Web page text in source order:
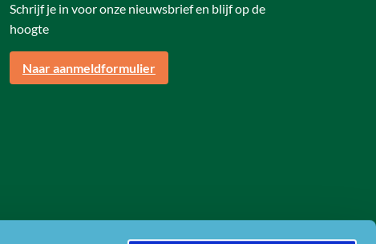
Schrijf je in voor onze nieuwsbrief en blijf op de
hoogte
Naar aanmeldformulier